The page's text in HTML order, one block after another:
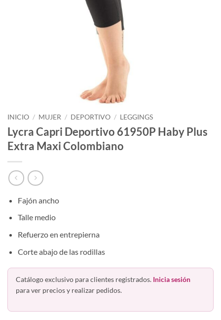
INICIO / MUJER / DEPORTIVO / LEGGINGS
Lycra Capri Deportivo 61950P Haby Plus
Extra Maxi Colombiano
Fajón ancho
Talle medio
Refuerzo en entrepierna
Corte abajo de las rodillas
Catálogo exclusivo para clientes registrados. Inicia sesión
para ver precios y realizar pedidos.